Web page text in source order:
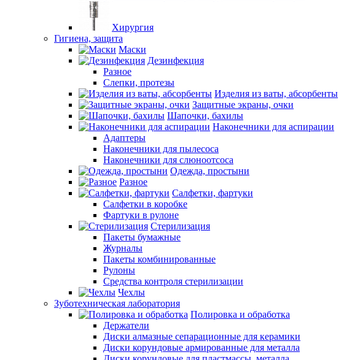
Хирургия
Гигиена, защита
Маски
Дезинфекция
Разное
Слепки, протезы
Изделия из ваты, абсорбенты
Защитные экраны, очки
Шапочки, бахилы
Наконечники для аспирации
Адаптеры
Наконечники для пылесоса
Наконечники для слюноотсоса
Одежда, простыни
Разное
Салфетки, фартуки
Салфетки в коробке
Фартуки в рулоне
Стерилизация
Пакеты бумажные
Журналы
Пакеты комбинированные
Рулоны
Средства контроля стерилизации
Чехлы
Зуботехническая лаборатория
Полировка и обработка
Держатели
Диски алмазные сепарационные для керамики
Диски корундовые армированные для металла